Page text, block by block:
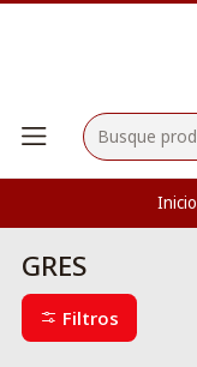
Inicio
GRES
Filtros